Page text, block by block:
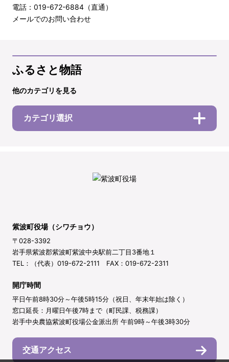
電話：019-672-6884（直通）
メールでのお問い合わせ
ふるさと物語
他のカテゴリを見る
カテゴリ選択
紫波町役場（シワチョウ）
〒028-3392
岩手県紫波郡紫波町紫波中央駅前二丁目3番地１
TEL：（代表）019-672-2111 FAX：019-672-2311
開庁時間
平日午前8時30分～午後5時15分（祝日、年末年始は除く）
窓口延長：月曜日午後7時まで（町民課、税務課）
岩手中央農協紫波町役場公金派出所 午前9時～午後3時30分
交通アクセス